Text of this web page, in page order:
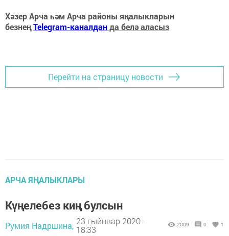
Хәзер Арча һәм Арча районы яңалыкларын
безнеңTelegram-каналданда белә аласыз
Перейти на страницу новости
АРЧА ЯҢАЛЫКЛАРЫ
Күңелебез киң булсын
Румия Надршина, 23 гыйнвар 2020 -
18:33
2009 0 1